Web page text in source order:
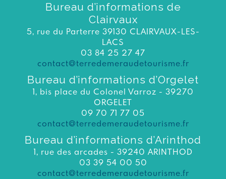
Bureau d’informations de
Clairvaux
5, rue du Parterre 39130 CLAIRVAUX-LES-
LACS
03 84 25 27 47
contact@terredemeraudetourisme.fr
Bureau d’informations d’Orgelet
1, bis place du Colonel Varroz - 39270
ORGELET
09 70 71 77 05
contact@terredemeraudetourisme.fr
Bureau d’informations d’Arinthod
1, rue des arcades - 39240 ARINTHOD
03 39 54 00 50
contact@terredemeraudetourisme.fr